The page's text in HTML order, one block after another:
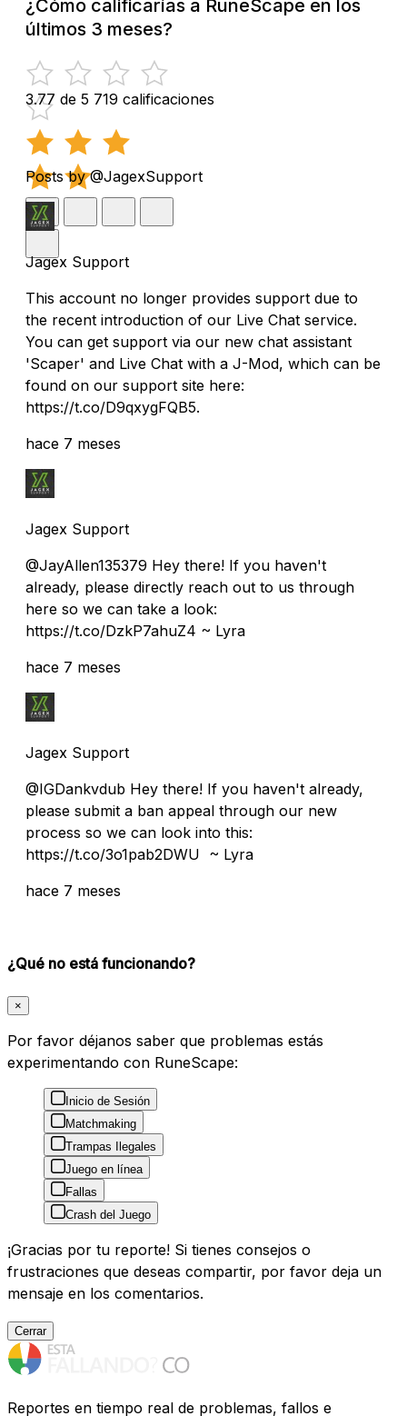
¿Cómo calificarías a RuneScape en los
últimos 3 meses?
3.77 de 5 719 calificaciones
Posts by @JagexSupport
Jagex Support
This account no longer provides support due to
the recent introduction of our Live Chat service.
You can get support via our new chat assistant
'Scaper' and Live Chat with a J-Mod, which can be
found on our support site here:
https://t.co/D9qxygFQB5.
hace 7 meses
Jagex Support
@JayAllen135379 Hey there! If you haven't
already, please directly reach out to us through
here so we can take a look:
https://t.co/DzkP7ahuZ4 ~ Lyra
hace 7 meses
Jagex Support
@IGDankvdub Hey there! If you haven't already,
please submit a ban appeal through our new
process so we can look into this:
https://t.co/3o1pab2DWU ~ Lyra
hace 7 meses
¿Qué no está funcionando?
×
Por favor déjanos saber que problemas estás
experimentando con RuneScape:
Inicio de Sesión
Matchmaking
Trampas Ilegales
Juego en línea
Fallas
Crash del Juego
¡Gracias por tu reporte! Si tienes consejos o
frustraciones que deseas compartir, por favor deja un
mensaje en los comentarios.
Cerrar
Reportes en tiempo real de problemas, fallos e